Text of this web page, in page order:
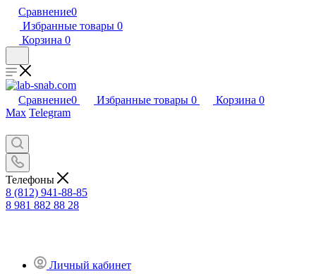
Сравнение0
Избранные товары 0
Корзина 0
Сравнение0 Избранные товары 0 Корзина 0
Max Telegram
Телефоны
8 (812) 941-88-85
8 981 882 88 28
Личный кабинет